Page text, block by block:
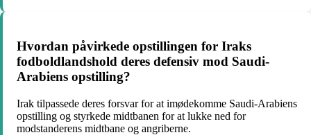
Hvordan påvirkede opstillingen for Iraks
fodboldlandshold deres defensiv mod Saudi-
Arabiens opstilling?
Irak tilpassede deres forsvar for at imødekomme Saudi-Arabiens
opstilling og styrkede midtbanen for at lukke ned for
modstanderens midtbane og angriberne.